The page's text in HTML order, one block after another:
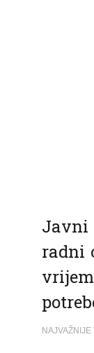
Javni
radni
NAJVAŽNIJE